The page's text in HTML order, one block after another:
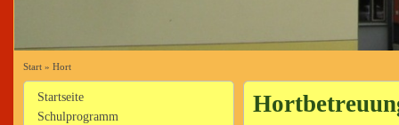
Start» Hort
Startseite
Schulprogramm